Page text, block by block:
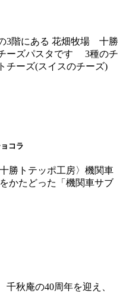
3階にある 花畑牧場 十勝
ーズパスタです 3種のチ
チーズ(スイスのチーズ)
コラ
トテッポ工房〉機関車
かたどった「機関車サブ
秋庵の40周年を迎え、